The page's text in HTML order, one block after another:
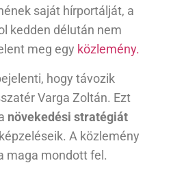
saját hírportálját, a
kedden délután nem
meg egy közlemény.
hogy távozik
Varga Zoltán. Ezt
növekedési stratégiát
A közlemény
maga mondott fel.